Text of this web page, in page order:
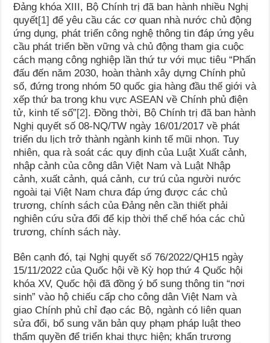
Đảng khóa XIII, Bộ Chính trị đã ban hành nhiều Nghị
quyết[1] để yêu cầu các cơ quan nhà nước chủ động
ứng dụng, phát triển công nghệ thông tin đáp ứng yêu
cầu phát triển bền vững và chủ động tham gia cuộc
cách mạng công nghiệp lần thứ tư với mục tiêu “Phấn
đấu đến năm 2030, hoàn thành xây dựng Chính phủ
số, đứng trong nhóm 50 quốc gia hàng đầu thế giới và
xếp thứ ba trong khu vực ASEAN về Chính phủ điện
tử, kinh tế số”[2]. Đồng thời, Bộ Chính trị đã ban hành
Nghị quyết số 08-NQ/TW ngày 16/01/2017 về phát
triển du lịch trở thành ngành kinh tế mũi nhọn. Tuy
nhiên, qua rà soát các quy định của Luật Xuất cảnh,
nhập cảnh của công dân Việt Nam và Luật Nhập
cảnh, xuất cảnh, quá cảnh, cư trú của người nước
ngoài tại Việt Nam chưa đáp ứng được các chủ
trương, chính sách của Đảng nên cần thiết phải
nghiên cứu sửa đổi để kịp thời thể chế hóa các chủ
trương, chính sách này.
Bên cạnh đó, tại Nghị quyết số 76/2022/QH15 ngày
15/11/2022 của Quốc hội về Kỳ họp thứ 4 Quốc hội
khóa XV, Quốc hội đã đồng ý bổ sung thông tin “nơi
sinh” vào hộ chiếu cấp cho công dân Việt Nam và
giao Chính phủ chỉ đạo các Bộ, ngành có liên quan
sửa đổi, bổ sung văn bản quy phạm pháp luật theo
thẩm quyền để triển khai thực hiện; khẩn trương